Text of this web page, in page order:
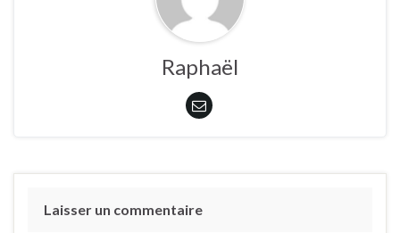
Raphaël
Laisser un commentaire